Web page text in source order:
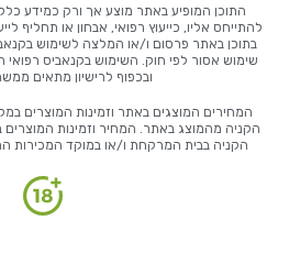
התוכן המופיע באתר מוצע אך ורק כמידע
להתייחס אליו, כייעוץ רפואי, אבחון או תחליף
בתוכן באתר פרסום ו/או המלצה לשימוש
שימוש אסור לפי חוק. השימוש בקנאביס
ובכפוף לרישיון מתאים
המחירים המוצגים באתר וזמינות המוצרים
הקניה מהמוצג באתר. המחיר וזמינות
הקניה בבית המרקחת ו/או במוקד המכירות